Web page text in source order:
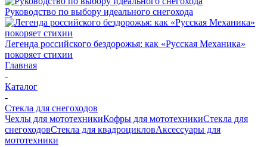
Руководство по выбору идеального снегохода
Легенда российского бездорожья: как «Русская Механика»
покоряет стихии
Главная
-
Каталог
-
Стекла для снегоходов
Чехлы для мототехникиКофры для мототехникиСтекла для
снегоходовСтекла для квадроцикловАксессуары для
мототехники